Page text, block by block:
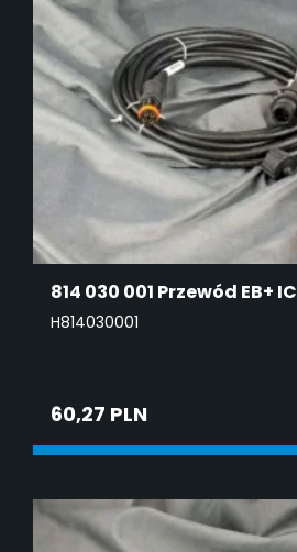
814 030 001 Przewód EB+ IC
H814030001
60,27 PLN